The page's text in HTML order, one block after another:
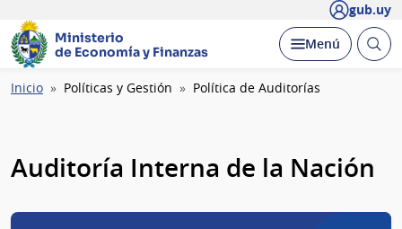
gub.uy
Ministerio
de Economía y Finanzas
Desplegar
Menú Abrir
Ruta
Inicio Políticas y Gestión Política de Auditorías
Auditoría Interna de la Nación